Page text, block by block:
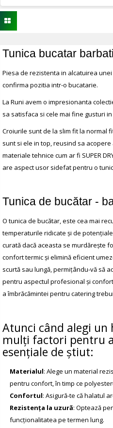
Tunica bucatar
Piesa de rezistenta in alcatuirea
confirma pozitia intr-o bucatarie.
La Runi avem o impresionanta
sa satisfaca si cele mai fine gusturi
Croiurile sunt de la slim fit la normal
sunt si ele in top, reusind sa
materiale tehnice cum ar fi SUPER
are aspect usor sidefat pentru o
Tunica de bucătar -
O tunica de bucătar, este cea mai
temperaturile ridicate și de
curată dacă aceasta se murdărește
confort termic și elimină eficient
scurtă sau lungă, permițându-vă să
pentru aspectul profesional și
a îmbrăcămintei pentru catering
Atunci când alegi
mulți factori pentru
esențiale de știut:
Materialul: Alege un material
pentru confort, în timp ce
Confortul: Asigură-te că halatul
Rezistența la uzură: Optează
funcționalitatea pe termen lung.